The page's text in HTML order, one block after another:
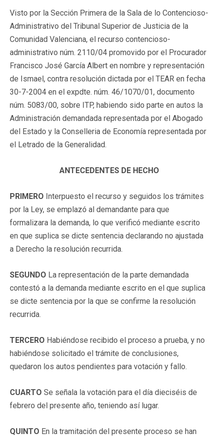
Visto por la Sección Primera de la Sala de lo Contencioso-
Administrativo del Tribunal Superior de Justicia de la
Comunidad Valenciana, el recurso contencioso-
administrativo núm. 2110/04 promovido por el Procurador
Francisco José García Albert en nombre y representación
de Ismael, contra resolución dictada por el TEAR en fecha
30-7-2004 en el expdte. núm. 46/1070/01, documento
núm. 5083/00, sobre ITP, habiendo sido parte en autos la
Administración demandada representada por el Abogado
del Estado y la Conselleria de Economía representada por
el Letrado de la Generalidad.
ANTECEDENTES DE HECHO
PRIMERO Interpuesto el recurso y seguidos los trámites
por la Ley, se emplazó al demandante para que
formalizara la demanda, lo que verificó mediante escrito
en que suplica se dicte sentencia declarando no ajustada
a Derecho la resolución recurrida.
SEGUNDO La representación de la parte demandada
contestó a la demanda mediante escrito en el que suplica
se dicte sentencia por la que se confirme la resolución
recurrida.
TERCERO Habiéndose recibido el proceso a prueba, y no
habiéndose solicitado el trámite de conclusiones,
quedaron los autos pendientes para votación y fallo.
CUARTO Se señala la votación para el día dieciséis de
febrero del presente año, teniendo así lugar.
QUINTO En la tramitación del presente proceso se han